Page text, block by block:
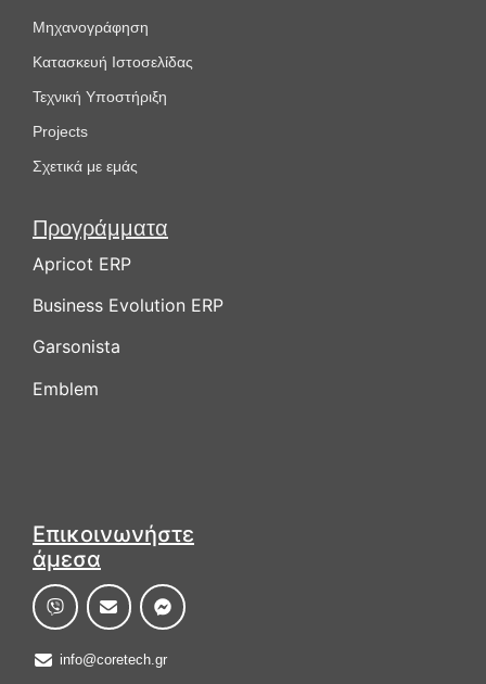
Μηχανογράφηση
Κατασκευή Ιστοσελίδας
Τεχνική Υποστήριξη
Projects
Σχετικά με εμάς
Προγράμματα
Apricot ERP
Business Evolution ERP
Garsonista
Emblem
Επικοινωνήστε
άμεσα
info@coretech.gr